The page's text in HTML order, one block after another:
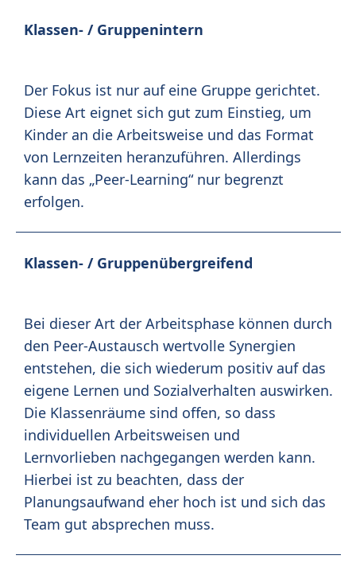
Klassen- / Gruppenintern
Der Fokus ist nur auf eine Gruppe gerichtet.
Diese Art eignet sich gut zum Einstieg, um
Kinder an die Arbeitsweise und das Format
von Lernzeiten heranzuführen. Allerdings
kann das „Peer-Learning“ nur begrenzt
erfolgen.
Klassen- / Gruppenübergreifend
Bei dieser Art der Arbeitsphase können durch
den Peer-Austausch wertvolle Synergien
entstehen, die sich wiederum positiv auf das
eigene Lernen und Sozialverhalten auswirken.
Die Klassenräume sind offen, so dass
individuellen Arbeitsweisen und
Lernvorlieben nachgegangen werden kann.
Hierbei ist zu beachten, dass der
Planungsaufwand eher hoch ist und sich das
Team gut absprechen muss.